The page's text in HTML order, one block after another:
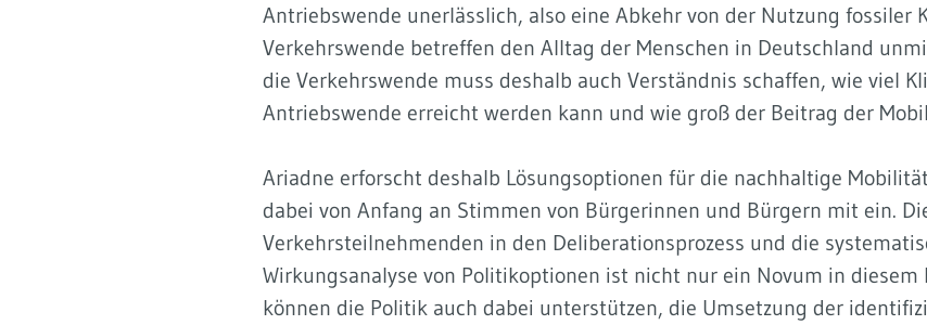
Antriebswende unerlässlich, also eine Abkehr von der Nutzung fossiler
Verkehrswende betreffen den Alltag der Menschen in Deutschland
die Verkehrswende muss deshalb auch Verständnis schaffen, wie viel
Antriebswende erreicht werden kann und wie groß der Beitrag der
Ariadne erforscht deshalb Lösungsoptionen für die nachhaltige
dabei von Anfang an Stimmen von Bürgerinnen und Bürgern mit ein.
Verkehrsteilnehmenden in den Deliberationsprozess und die
Wirkungsanalyse von Politikoptionen ist nicht nur ein Novum in diesem
können die Politik auch dabei unterstützen, die Umsetzung der